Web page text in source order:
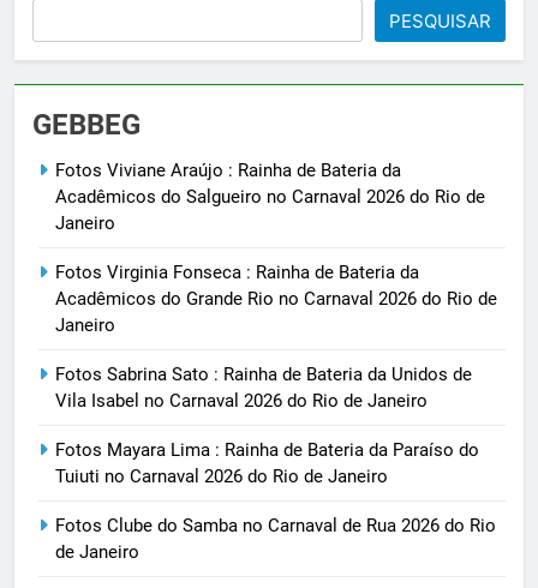
PESQUISAR
GEBBEG
Fotos Viviane Araújo : Rainha de Bateria da
Acadêmicos do Salgueiro no Carnaval 2026 do Rio de
Janeiro
Fotos Virginia Fonseca : Rainha de Bateria da
Acadêmicos do Grande Rio no Carnaval 2026 do Rio de
Janeiro
Fotos Sabrina Sato : Rainha de Bateria da Unidos de
Vila Isabel no Carnaval 2026 do Rio de Janeiro
Fotos Mayara Lima : Rainha de Bateria da Paraíso do
Tuiuti no Carnaval 2026 do Rio de Janeiro
Fotos Clube do Samba no Carnaval de Rua 2026 do Rio
de Janeiro